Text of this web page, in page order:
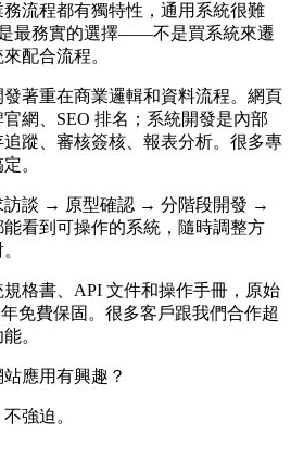
流程都有獨特性，通用系統很難
最務實的選擇——不是買系統來遷
配合流程。
著重在商業邏輯和資料流程。網頁
網、SEO 排名；系統開發是內部
蹤、審核簽核、報表分析。很多專
。
訪談 → 原型確認 → 分階段開發 →
看到可操作的系統，隨時調整方
格書、API 文件和操作手冊，原始
免費保固。很多客戶跟我們合作超
。
應用有興趣？
強迫。